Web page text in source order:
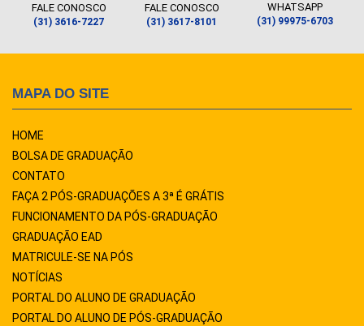
FALE CONOSCO
(31) 3616-7227
FALE CONOSCO
(31) 3617-8101
WHATSAPP
(31) 99975-6703
MAPA DO SITE
HOME
BOLSA DE GRADUAÇÃO
CONTATO
FAÇA 2 PÓS-GRADUAÇÕES A 3ª É GRÁTIS
FUNCIONAMENTO DA PÓS-GRADUAÇÃO
GRADUAÇÃO EAD
MATRICULE-SE NA PÓS
NOTÍCIAS
PORTAL DO ALUNO DE GRADUAÇÃO
PORTAL DO ALUNO DE PÓS-GRADUAÇÃO